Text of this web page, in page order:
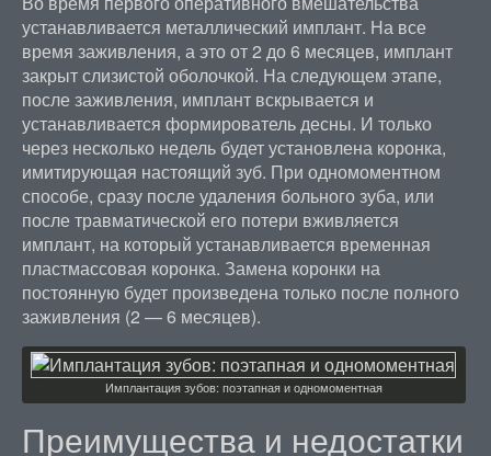
устанавливается металлический имплант. На все
время заживления, а это от 2 до 6 месяцев, имплант
закрыт слизистой оболочкой. На следующем этапе,
после заживления, имплант вскрывается и
устанавливается формирователь десны. И только
через несколько недель будет установлена коронка,
имитирующая настоящий зуб. При одномоментном
способе, сразу после удаления больного зуба, или
после травматической его потери вживляется
имплант, на который устанавливается временная
пластмассовая коронка. Замена коронки на
постоянную будет произведена только после полного
заживления (2 — 6 месяцев).
Имплантация зубов: поэтапная и одномоментная
Преимущества и недостатки